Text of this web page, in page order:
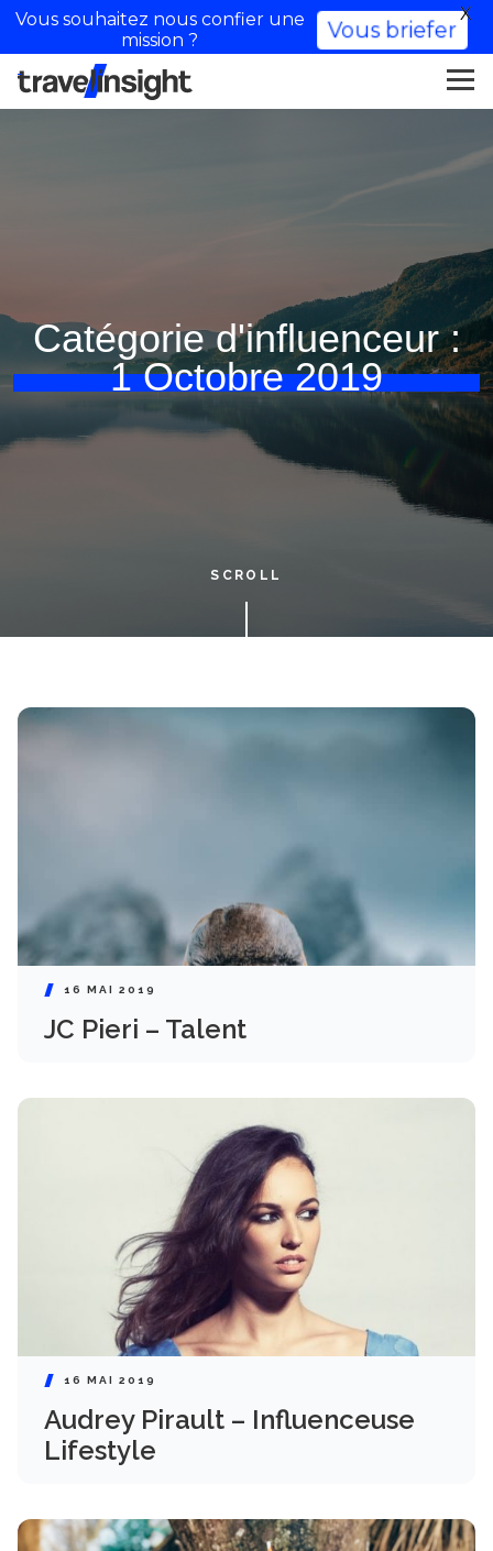
Catégorie d'influenceur :
1 Octobre 2019
SCROLL
16 MAI 2019
JC Pieri – Talent
16 MAI 2019
Audrey Pirault – Influenceuse
Lifestyle
Vous souhaitez nous confier une
mission ?
Vous briefer
X